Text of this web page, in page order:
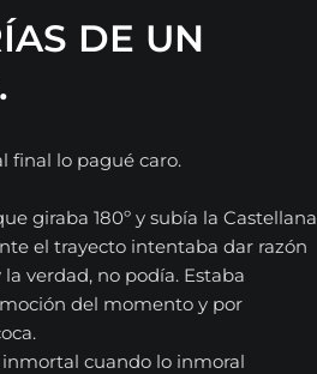
DE UN
final lo pagué caro.
giraba 180º y subía la Castellana
el trayecto intentaba dar razón
verdad, no podía. Estaba
del momento y por
cuando lo inmoral